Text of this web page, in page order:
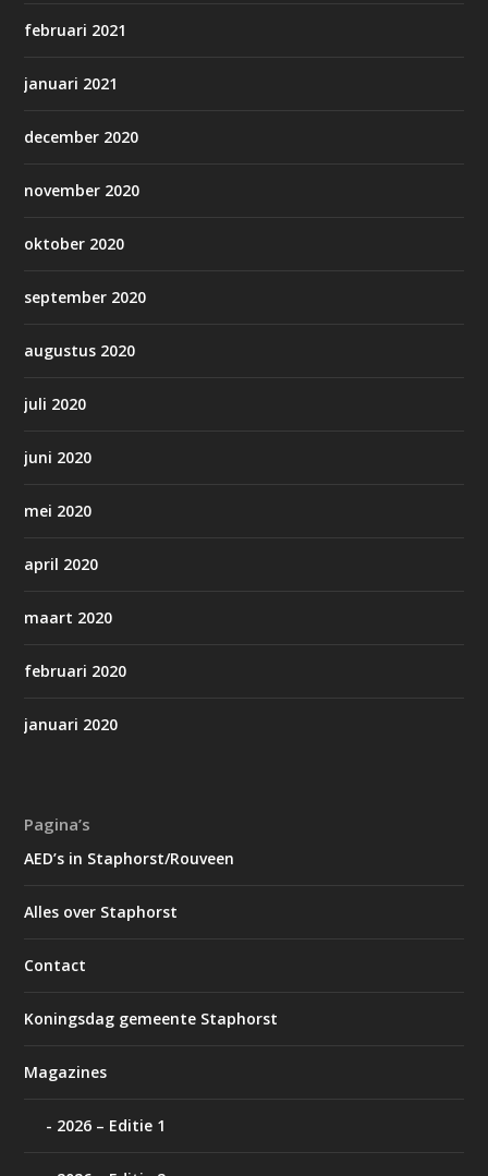
februari 2021
januari 2021
december 2020
november 2020
oktober 2020
september 2020
augustus 2020
juli 2020
juni 2020
mei 2020
april 2020
maart 2020
februari 2020
januari 2020
Pagina’s
AED’s in Staphorst/Rouveen
Alles over Staphorst
Contact
Koningsdag gemeente Staphorst
Magazines
2026 – Editie 1